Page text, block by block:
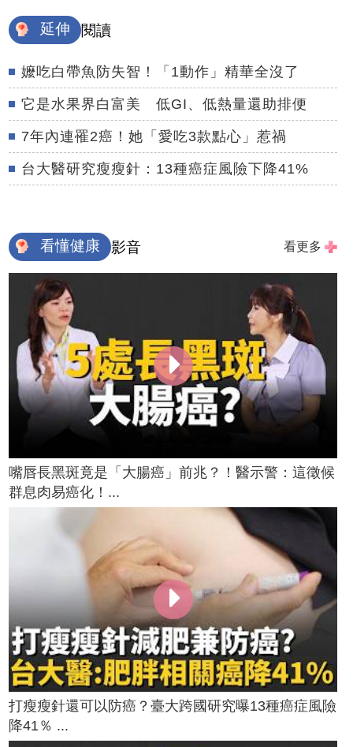
延伸 閱讀
嬤吃白帶魚防失智！「1動作」精華全沒了
它是水果界白富美 低GI、低熱量還助排便
7年內連罹2癌！她「愛吃3款點心」惹禍
台大醫研究瘦瘦針：13種癌症風險下降41%
看懂健康 影音 看更多
嘴唇長黑斑竟是「大腸癌」前兆？！醫示警：這徵候
群息肉易癌化！...
打瘦瘦針還可以防癌？臺大跨國研究曝13種癌症風險
降41％ ...